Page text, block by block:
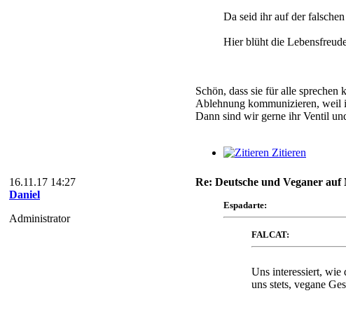
Da seid ihr auf der
Hier blüht die
Schön, dass sie für alle
Ablehnung kommunizieren, weil
Dann sind wir gerne ihr Ventil
Zitieren
16.11.17 14:27
Daniel
Administrator
Re: Deutsche und Veganer auf
Espadarte:
FALCAT:
Uns interessiert, wie
uns stets, vegane